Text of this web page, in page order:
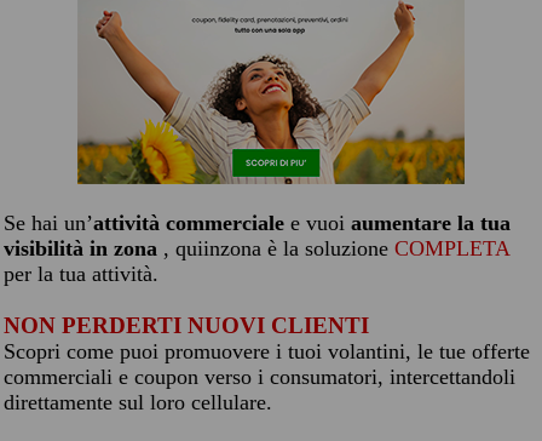
Se hai un’attività commerciale e vuoi aumentare la tua
visibilità in zona , quiinzona è la soluzione COMPLETA
per la tua attività.
NON PERDERTI NUOVI CLIENTI
Scopri come puoi promuovere i tuoi volantini, le tue offerte
commerciali e coupon verso i consumatori, intercettandoli
direttamente sul loro cellulare.